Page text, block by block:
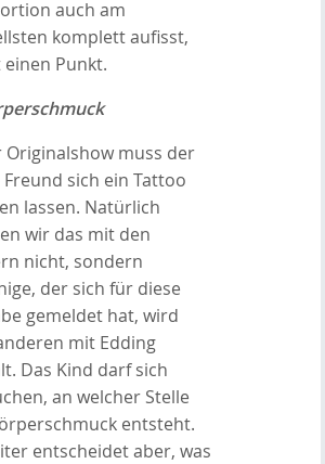
auch am
komplett aufisst,
einen Punkt.
Originalshow muss der
Freund sich ein Tattoo
lassen. Natürlich
wir das mit den
nicht, sondern
der sich für diese
gemeldet hat, wird
mit Edding
Das Kind darf sich
an welcher Stelle
entsteht.
entscheidet aber, was